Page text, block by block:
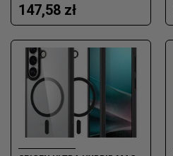
147,58 zł